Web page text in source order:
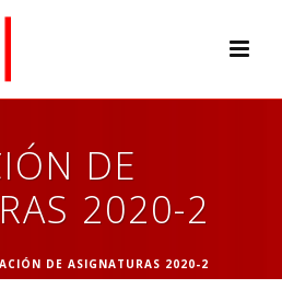
DE
2020-2
DE ASIGNATURAS 2020-2